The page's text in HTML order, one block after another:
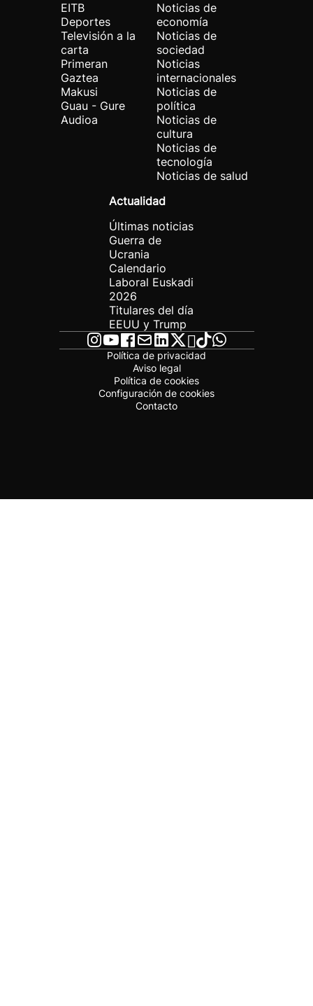
EITB
Deportes
Televisión a la
carta
Primeran
Gaztea
Makusi
Guau - Gure
Audioa
Noticias de
economía
Noticias de
sociedad
Noticias
internacionales
Noticias de
política
Noticias de
cultura
Noticias de
tecnología
Noticias de salud
Actualidad
Últimas noticias
Guerra de
Ucrania
Calendario
Laboral Euskadi
2026
Titulares del día
EEUU y Trump
Política de privacidad
Aviso legal
Política de cookies
Configuración de cookies
Contacto